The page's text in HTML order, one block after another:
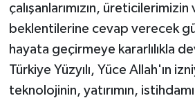
çalışanlarımızın,
beklentilerine cevap verecek
hayata geçirmeye kararlılıkla
Türkiye Yüzyılı, Yüce Allah'ın
teknolojinin, yatırımın,